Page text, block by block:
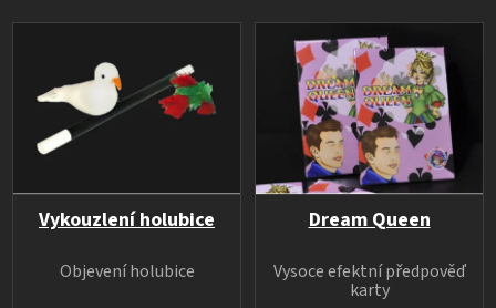
Vykouzlení holubice
Objevení holubice
Dream Queen
Vysoce efektní předpověď
karty